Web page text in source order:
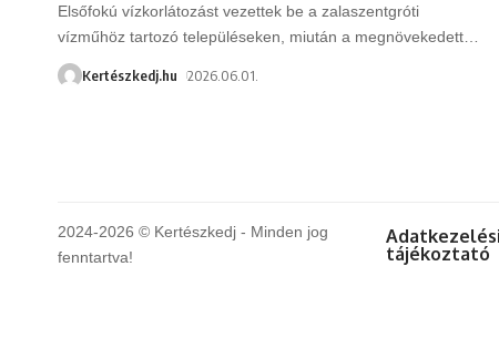
Elsőfokú vízkorlátozást vezettek be a zalaszentgróti
vízműhöz tartozó településeken, miután a megnövekedett
Kertészkedj.hu 2026.06.01.
2024-2026 © Kertészkedj - Minden jog
fenntartva!
Adatkezelési
tájékoztató